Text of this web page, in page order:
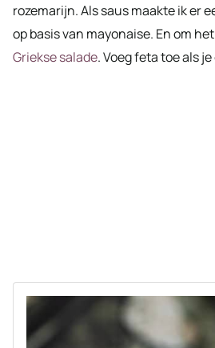
rozemarijn. Als saus maakte ik er
op basis van mayonaise. En om
Griekse salade. Voeg feta toe als